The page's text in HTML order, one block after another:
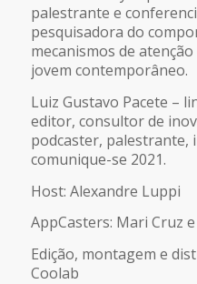
palestrante e
pesquisadora do
mecanismos de
jovem contemporâneo.
Luiz Gustavo Pacete –
editor, consultor de
podcaster, palestrante,
comunique-se 2021.
Host: Alexandre Luppi
AppCasters: Mari Cruz
Edição, montagem e
Coolab